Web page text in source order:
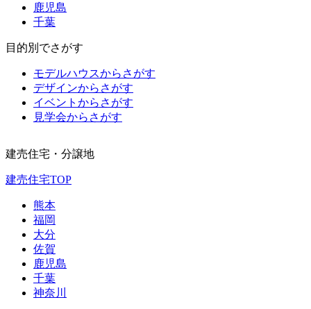
鹿児島
千葉
目的別でさがす
モデルハウスからさがす
デザインからさがす
イベントからさがす
見学会からさがす
建売住宅・分譲地
建売住宅TOP
熊本
福岡
大分
佐賀
鹿児島
千葉
神奈川